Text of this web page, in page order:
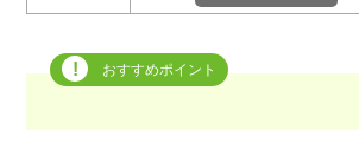
おすすめポイント